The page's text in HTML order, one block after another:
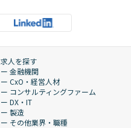
求人を探す
ー 金融機関
ー CxO・経営人材
ー コンサルティングファーム
ー DX・IT
ー 製造
ー その他業界・職種